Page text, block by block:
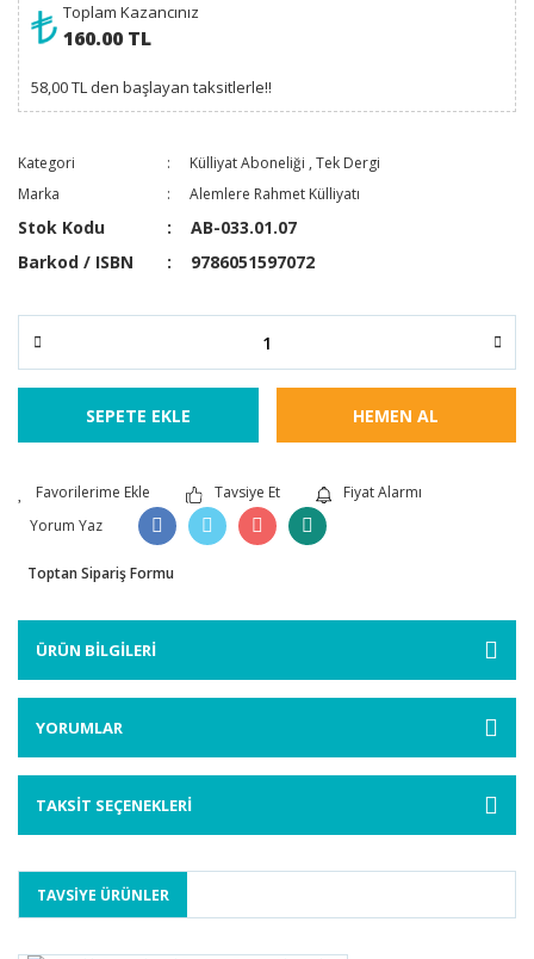
Toplam Kazancınız
160.00 TL
58,00 TL den başlayan taksitlerle!!
Kategori Külliyat Aboneliği ,Tek Dergi
Marka
Alemlere Rahmet Külliyatı
Stok Kodu
AB-033.01.07
Barkod / ISBN
9786051597072
SEPETE EKLE HEMEN AL
Tavsiye Et
Fiyat Alarmı
Yorum Yaz
Toptan Sipariş Formu
ÜRÜN BİLGİLERİ
YORUMLAR
TAKSİT SEÇENEKLERİ
TAVSİYE ÜRÜNLER